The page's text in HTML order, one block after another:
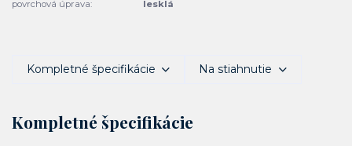
povrchová úprava:
lesklá
Kompletné špecifikácie Na stiahnutie
Kompletné špecifikácie